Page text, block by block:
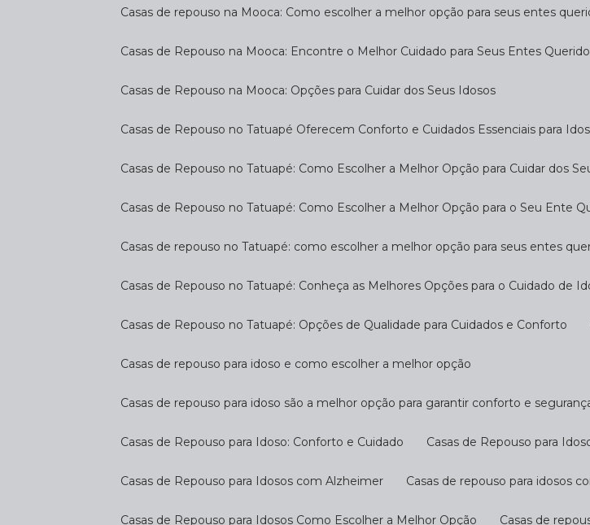
Casas de repouso na Mooca: Como escolher a melhor opção para seus entes
Casas de Repouso na Mooca: Encontre o Melhor Cuidado para Seus Entes
Casas de Repouso na Mooca: Opções para Cuidar dos Seus Idosos
Casas de Repouso no Tatuapé Oferecem Conforto e Cuidados Essenciais para
Casas de Repouso no Tatuapé: Como Escolher a Melhor Opção para Cuidar dos
Casas de Repouso no Tatuapé: Como Escolher a Melhor Opção para o Seu Ente
Casas de repouso no Tatuapé: como escolher a melhor opção para seus entes
Casas de Repouso no Tatuapé: Conheça as Melhores Opções para o Cuidado de
Casas de Repouso no Tatuapé: Opções de Qualidade para Cuidados e Conforto
Casas de repouso para idoso e como escolher a melhor opção
Casas de repouso para idoso são a melhor opção para garantir conforto e
Casas de Repouso para Idoso: Conforto e Cuidado Casas de Repouso para
Casas de Repouso para Idosos com Alzheimer Casas de repouso para idosos
Casas de Repouso para Idosos Como Escolher a Melhor Opção Casas de